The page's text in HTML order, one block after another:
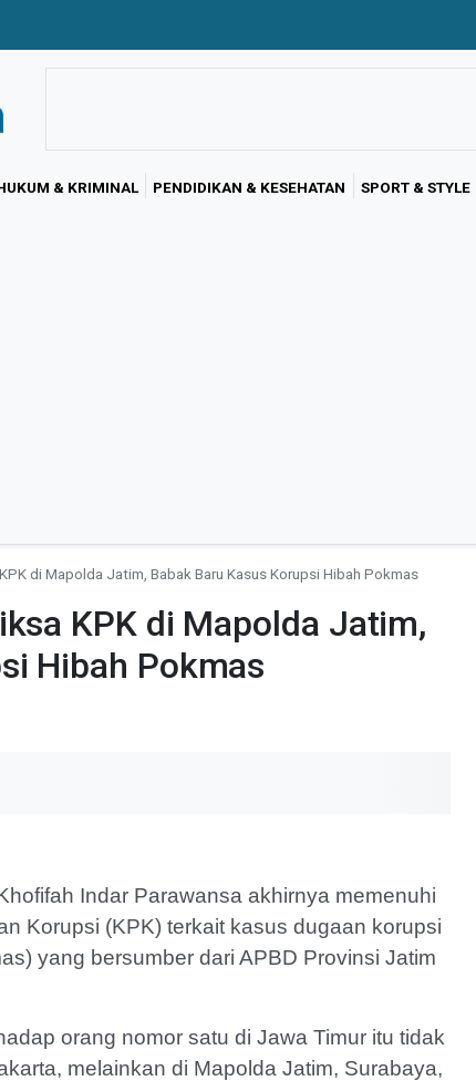
& KRIMINAL PENDIDIKAN & KESEHATAN SPORT & STYLE
di Mapolda Jatim, Babak Baru Kasus Korupsi Hibah Pokmas
KPK di Mapolda Jatim,
Hibah Pokmas
Indar Parawansa akhirnya memenuhi
Korupsi (KPK) terkait kasus dugaan korupsi
yang bersumber dari APBD Provinsi Jatim
orang nomor satu di Jawa Timur itu tidak
melainkan di Mapolda Jatim, Surabaya,